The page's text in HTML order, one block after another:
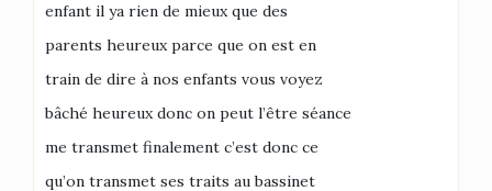
enfant il ya rien de mieux que des
parents heureux parce que on est en
train de dire à nos enfants vous voyez
bâché heureux donc on peut l’être séance
me transmet finalement c’est donc ce
qu’on transmet ses traits au bassinet